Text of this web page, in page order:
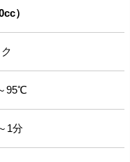
）
95℃
1分